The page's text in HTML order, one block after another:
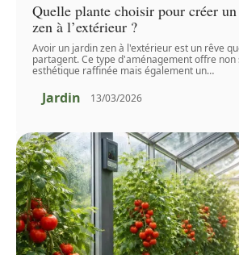
Quelle plante choisir pour créer
zen à l’extérieur ?
Avoir un jardin zen à l'extérieur est un rêve
partagent. Ce type d'aménagement offre non
esthétique raffinée mais également un…
Jardin 13/03/2026